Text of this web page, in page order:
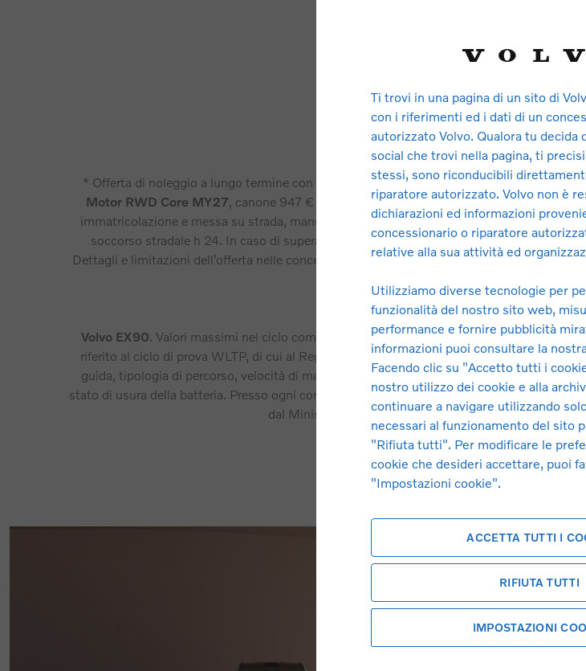
* Offerta di noleggio a lungo termine con canone a partire da 947 € al mese.
Motor RWD Core MY27 , canone 947 € al mese, 36 mesi/30.000 km totali, con
immatricolazione e messa su strada, manutenzione ordinaria e straordinaria, copertura
soccorso stradale h 24. In caso di superamento della soglia si applicheranno costi
Dettagli e limitazioni dell’offerta nelle concessionarie Volvo.Offerta valida dal 01/07/
Google, Google Play e Google Maps
Volvo EX90 . Valori massimi nel ciclo combinato: consumo: 20,3 kWh /100 km.
riferito al ciclo di prova WLTP, di cui al Reg UE 2017/1153. I valori ufficiali potrebbero
guida, tipologia di percorso, velocità di marcia, condizioni ambientali, accessori che
stato di usura della batteria. Presso ogni concessionario è disponibile gratuitamente la
dal Ministero delle Imprese e del Made in Italy. Le
Ti trovi in una pagina di un sito di
con i riferimenti ed i dati di un
autorizzato Volvo. Qualora tu decida
social che trovi nella pagina, ti
stessi, sono riconducibili
riparatore autorizzato. Volvo non è
dichiarazioni ed informazioni
concessionario o riparatore
relative alla sua attività ed
Utilizziamo diverse tecnologie per
funzionalità del nostro sito web,
performance e fornire pubblicità
informazioni puoi consultare la
Facendo clic su "Accetto tutti i
nostro utilizzo dei cookie e alla
continuare a navigare utilizzando
necessari al funzionamento del sito
"Rifiuta tutti". Per modificare le
cookie che desideri accettare, puoi
"Impostazioni cookie".
ACCETTA TUTTI I
RIFIUTA TUTTI
IMPOSTAZIONI